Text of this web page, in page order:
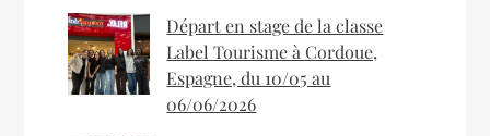
Départ en stage de la classe
Label Tourisme à Cordoue,
Espagne, du 10/05 au
06/06/2026